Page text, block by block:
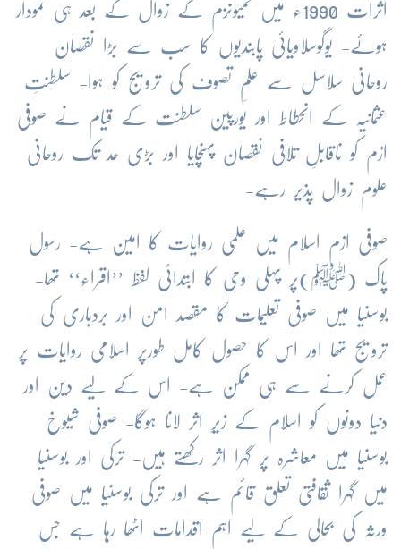
اثرات 1990ء میں کمیونزم کے زوال کے بعد ہی نمودار
ہوئے- یوگوسلاویائی پابندیوں کا سب سے بڑا نقصان
روحانی سلاسل سے علمِ تصوف کی ترویج کو ہوا- سلطنتِ
عثمانیہ کے انحطاط اور یورپین سلطنت کے قیام نے صوفی
ازم کو ناقابلِ تلافی نقصان پہنچایا اور بڑی حد تک روحانی
علوم زوال پذیر رہے-
صوفی ازم اسلام میں علمی روایات کا امین ہے- رسول
پاک (ﷺ)پر پہلی وحی کا ابتدائی لفظ ’’اقراء‘‘ تھا-
بوسنیا میں صوفی تعلیمات کا مقصد امن اور بردباری کی
ترویج تھا اور اس کا حصول کامل طورپر اسلامی روایات پر
عمل کرنے سے ہی ممکن ہے- اس کے لیے دین اور
دنیا دونوں کو اسلام کے زیرِ اثر لانا ہوگا- صوفی شیوخ
بوسنیا میں معاشرہ پر گہرا اثر رکھتے ہیں- ترکی اور بوسنیا
میں گہرا ثقافتی تعلق قائم ہے اور ترکی بوسنیا میں صوفی
ورثہ کی بحالی کے لیے اہم اقدامات اٹھا رہا ہے جس